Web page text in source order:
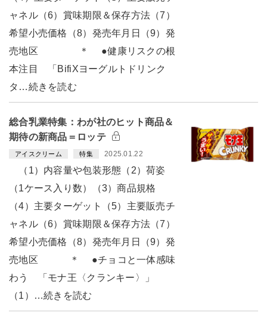
ャネル（6）賞味期限＆保存方法（7）
希望小売価格（8）発売年月日（9）発
売地区 ＊ ●健康リスクの根
本注目 「BifiXヨーグルトドリンク
タ…続きを読む
総合乳業特集：わが社のヒット商品＆
期待の新商品＝ロッテ
アイスクリーム 特集 2025.01.22
（1）内容量や包装形態（2）荷姿
（1ケース入り数）（3）商品規格
（4）主要ターゲット（5）主要販売チ
ャネル（6）賞味期限＆保存方法（7）
希望小売価格（8）発売年月日（9）発
売地区 ＊ ●チョコと一体感味
わう 「モナ王〈クランキー〉」
（1）…続きを読む